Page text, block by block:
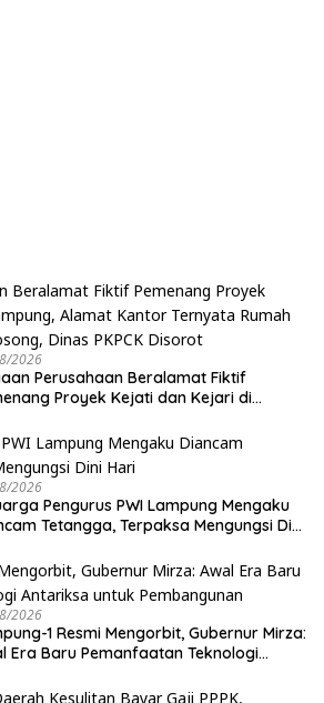
2026
Perusahaan Beralamat Fiktif
Proyek Kejati dan Kejari di
dan Lahan Kosong, Dinas PKPCK
2026
Pengurus PWI Lampung Mengaku
Tetangga, Terpaksa Mengungsi Dini
2026
1 Resmi Mengorbit, Gubernur Mirza:
Era Baru Pemanfaatan Teknologi